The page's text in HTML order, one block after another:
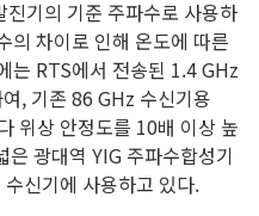
기의 기준 주파수로 사용하
의 차이로 인해 온도에 따른
는 RTS에서 전송된 1.4 GHz
, 기존 86 GHz 수신기용
위상 안정도를 10배 이상 높
광대역 YIG 주파수합성기
신기에 사용하고 있다.